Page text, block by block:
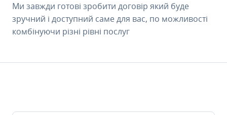
Ми завжди готові зробити договір який буде
зручний і доступний саме для вас, по можливості
комбінуючи різні рівні послуг